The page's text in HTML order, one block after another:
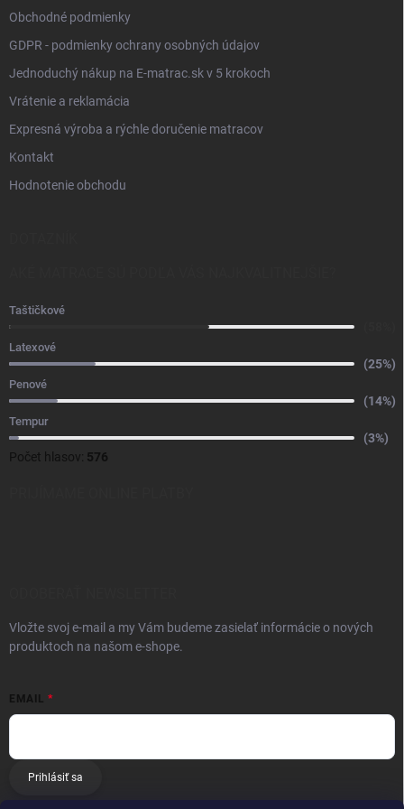
Obchodné podmienky
GDPR - podmienky ochrany osobných údajov
Jednoduchý nákup na E-matrac.sk v 5 krokoch
Vrátenie a reklamácia
Expresná výroba a rýchle doručenie matracov
Kontakt
Hodnotenie obchodu
Taštičkové
Latexové
(25%)
Penové
(14%)
Tempur
(3%)
Počet hlasov: 576
Vložte svoj e-mail a my Vám budeme zasielať informácie o nových
produktoch na našom e-shope.
EMAIL
Prihlásiť sa